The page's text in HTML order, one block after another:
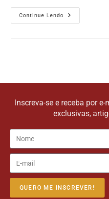
Continue Lendo
Inscreva-se e receba por
exclusivas,
QUERO ME INSCREVER!